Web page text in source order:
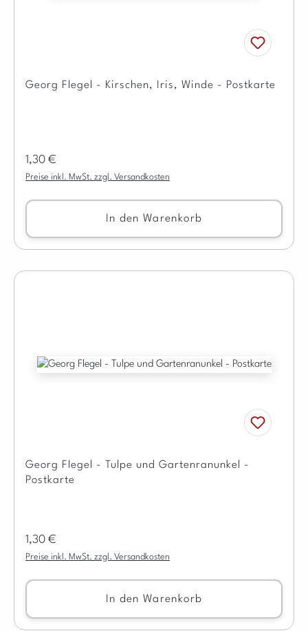
Georg Flegel - Kirschen, Iris, Winde - Postkarte
Regulärer Preis:
1,30 €
Preise inkl. MwSt. zzgl. Versandkosten
In den Warenkorb
Georg Flegel - Tulpe und Gartenranunkel -
Postkarte
Regulärer Preis:
1,30 €
Preise inkl. MwSt. zzgl. Versandkosten
In den Warenkorb